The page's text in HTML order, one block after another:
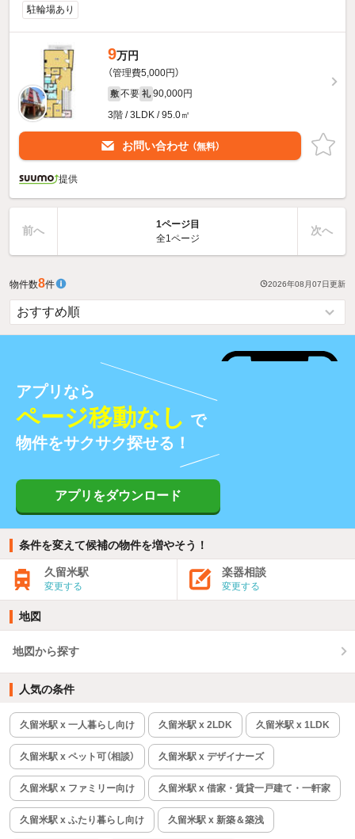
駐輪場あり
9万円
（管理費5,000円）
敷 不要 礼 90,000円
3階 / 3LDK / 95.0㎡
お問い合わせ （無料）
提供
前へ
1ページ目
全1ページ
次へ
物件数8件 2026年08月07日更新
アプリなら
ページ移動なし で
物件をサクサク探せる！
アプリをダウンロード
条件を変えて候補の物件を増やそう！
久留米駅
変更する
楽器相談
変更する
地図
地図から探す
人気の条件
久留米駅 x 一人暮らし向け 久留米駅 x 2LDK 久留米駅 x 1LDK
久留米駅 x ペット可（相談） 久留米駅 x デザイナーズ
久留米駅 x ファミリー向け 久留米駅 x 借家・賃貸一戸建て・一軒家
久留米駅 x ふたり暮らし向け 久留米駅 x 新築＆築浅